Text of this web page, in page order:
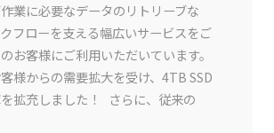
業に必要なデータのリトリーブな
フローを支える幅広いサービスをご
お客様にご利用いただいています。
様からの需要拡大を受け、4TB SSD
拡充しました！ さらに、従来の